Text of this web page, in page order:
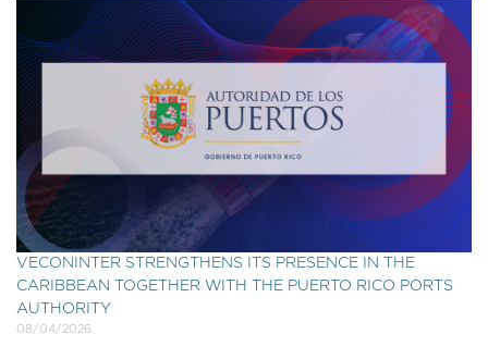
VECONINTER STRENGTHENS ITS PRESENCE IN THE
CARIBBEAN TOGETHER WITH THE PUERTO RICO PORTS
AUTHORITY
08/04/2026